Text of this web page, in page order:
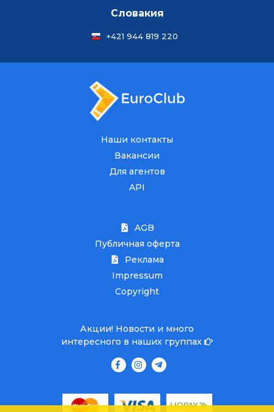
Словакия
+421 944 819 220
Наши контакты
Вакансии
Для агентов
API
AGB
Публичная оферта
Реклама
Impressum
Copyright
Акции! Новости и много
интересного в наших группах